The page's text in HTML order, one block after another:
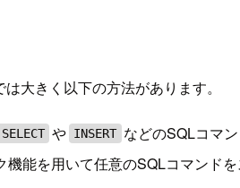
大きく以下の方法があります。
や INSERT などのSQLコマ
機能を用いて任意のSQLコマンド